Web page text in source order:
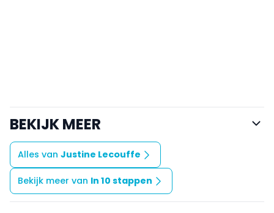
BEKIJK MEER
Alles van Justine Lecouffe
Bekijk meer van In 10 stappen